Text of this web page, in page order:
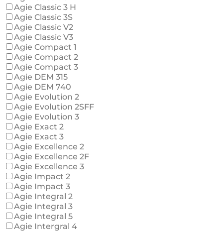
Agie Classic 3 H
Agie Classic 3S
Agie Classic V2
Agie Classic V3
Agie Compact 1
Agie Compact 2
Agie Compact 3
Agie DEM 315
Agie DEM 740
Agie Evolution 2
Agie Evolution 2SFF
Agie Evolution 3
Agie Exact 2
Agie Exact 3
Agie Excellence 2
Agie Excellence 2F
Agie Excellence 3
Agie Impact 2
Agie Impact 3
Agie Integral 2
Agie Integral 3
Agie Integral 5
Agie Intergral 4